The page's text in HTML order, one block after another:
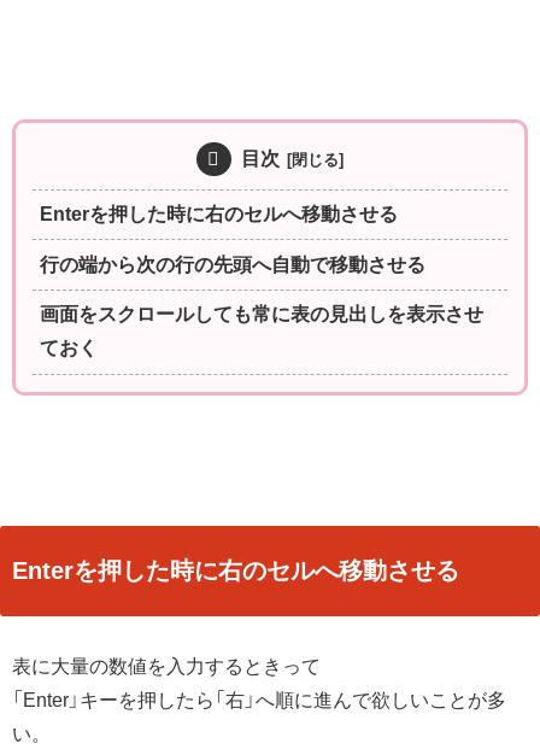
目次
Enterを押した時に右のセルへ移動させる
行の端から次の行の先頭へ自動で移動させる
画面をスクロールしても常に表の見出しを表示させ
ておく
Enterを押した時に右のセルへ移動させる
表に大量の数値を入力するときって
「Enter」キーを押したら「右」へ順に進んで欲しいことが多
い。